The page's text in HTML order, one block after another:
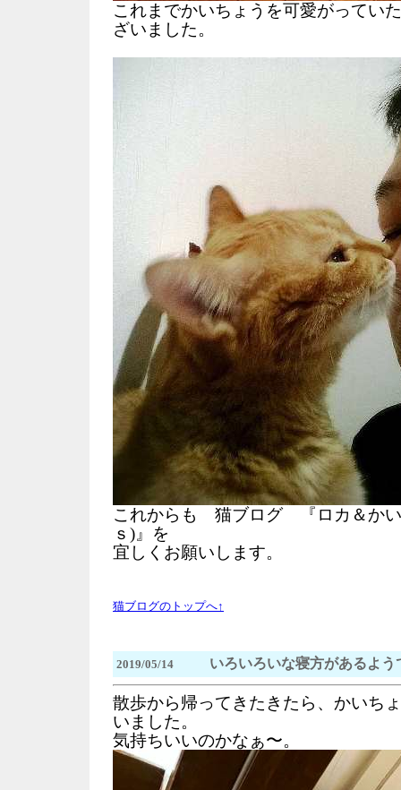
これまでかいちょうを可愛がってい
ざいました。
これからも 猫ブログ 『ロカ＆かい
ｓ)』を
宜しくお願いします。
猫ブログのトップへ↑
2019/05/14 いろいろいな寝方があるよう
散歩から帰ってきたきたら、かいち
いました。
気持ちいいのかなぁ〜。